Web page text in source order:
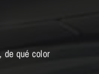
de qué color